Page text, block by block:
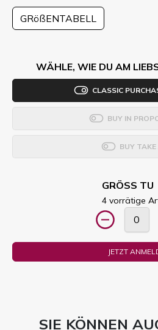
GRößENTABELL
WÄHLE, WIE DU AM
CLASSIC
BUY IN
BUY TAKE
GRÖSS TU
4 vorrätige
JETZT
SIE KÖNNEN